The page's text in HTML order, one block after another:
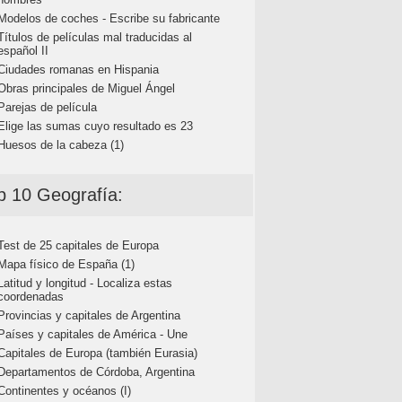
de coches - Escribe su fabricante
de películas mal traducidas al
II
romanas en Hispania
principales de Miguel Ángel
de película
las sumas cuyo resultado es 23
de la cabeza (1)
10 Geografía:
de 25 capitales de Europa
físico de España (1)
y longitud - Localiza estas
y capitales de Argentina
y capitales de América - Une
de Europa (también Eurasia)
de Córdoba, Argentina
y océanos (I)